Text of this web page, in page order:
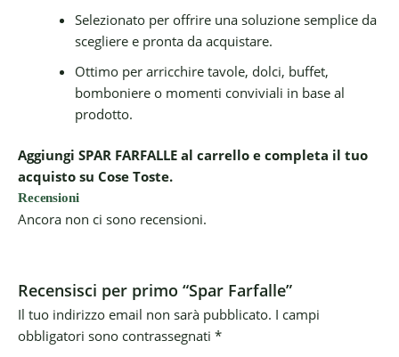
Selezionato per offrire una soluzione semplice da
scegliere e pronta da acquistare.
Ottimo per arricchire tavole, dolci, buffet,
bomboniere o momenti conviviali in base al
prodotto.
Aggiungi SPAR FARFALLE al carrello e completa il tuo
acquisto su Cose Toste.
Recensioni
Ancora non ci sono recensioni.
Recensisci per primo “Spar Farfalle”
Il tuo indirizzo email non sarà pubblicato. I campi
obbligatori sono contrassegnati *